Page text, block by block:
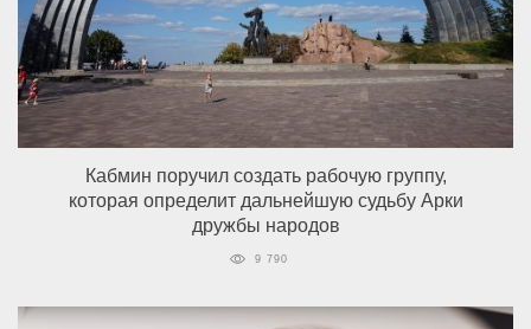
Кабмин поручил создать рабочую группу,
которая определит дальнейшую судьбу Арки
дружбы народов
9 790